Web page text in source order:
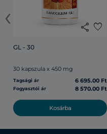
share favorite
GL - 30
30 kapszula x 450 mg
Tagsági ár 6 695.00 Ft
Fogyasztói ár 8 570.00 Ft
Kosárba
‹